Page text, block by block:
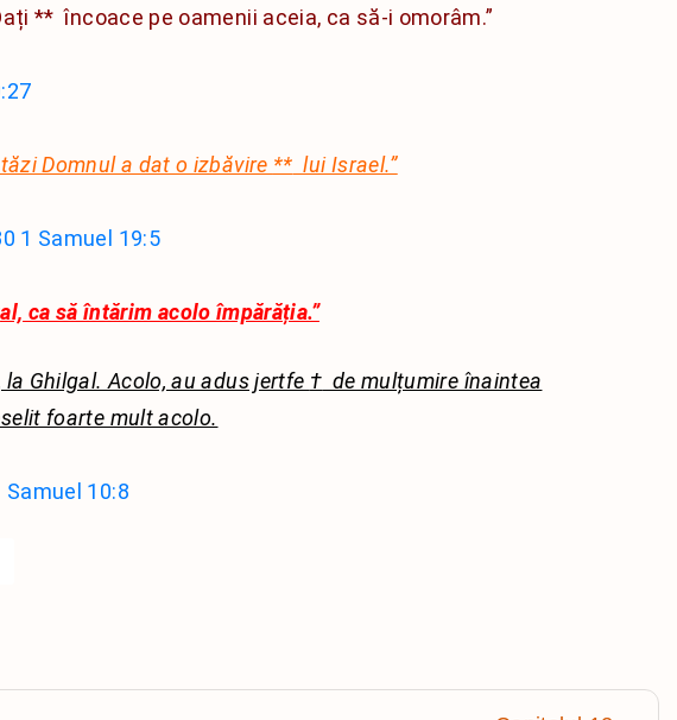
** încoace pe oamenii aceia, ca să-i omorâm.”
Domnul a dat o izbăvire ** lui Israel.”
1 Samuel 19:5
ca să întărim acolo împărăția.”
la Ghilgal. Acolo, au adus jertfe † de mulțumire înaintea
foarte mult acolo.
Samuel 10:8